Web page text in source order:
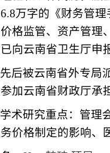
万字的《财务管
格监管、资产管理
向云南省卫生厅申
先后被云南省外专局
加云南省财政厅承
学术研究重点：管理
价格制定的影响、